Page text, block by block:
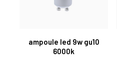
ampoule led 9w gu10
6000k